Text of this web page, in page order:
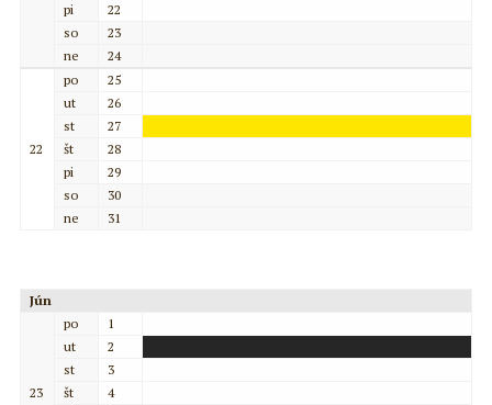
pi
22
so
23
ne
24
22
po
25
ut
26
st
27
št
28
pi
29
so
30
ne
31
Jún
23
po
1
ut
2
st
3
št
4